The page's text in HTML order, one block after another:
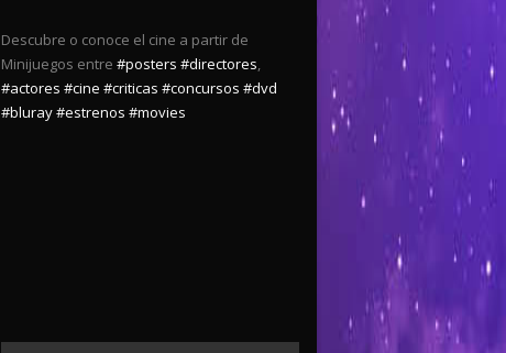
Descubre o conoce el cine a partir de
Minijuegos entre #posters #directores,
#actores #cine #criticas #concursos #dvd
#bluray#estrenos #movies